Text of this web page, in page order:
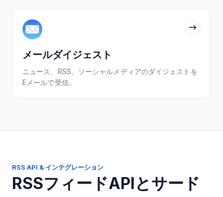
メールダイジェスト
ニュース、RSS、ソーシャルメディアのダイジェストを
Eメールで受信。
RSS API & インテグレーション
RSSフィードAPIとサード